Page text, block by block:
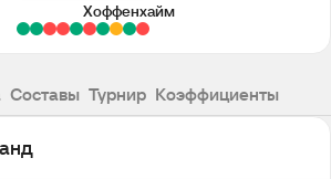
Хоффенхайм
Составы Турнир Коэффициенты